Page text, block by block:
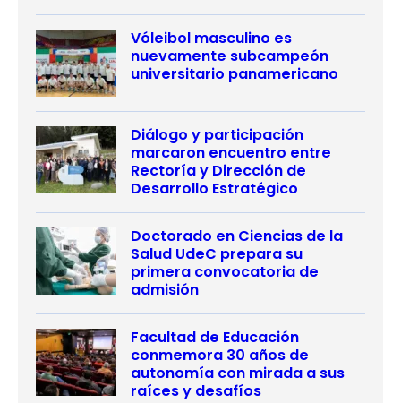
Vóleibol masculino es
nuevamente subcampeón
universitario panamericano
Diálogo y participación
marcaron encuentro entre
Rectoría y Dirección de
Desarrollo Estratégico
Doctorado en Ciencias de la
Salud UdeC prepara su
primera convocatoria de
admisión
Facultad de Educación
conmemora 30 años de
autonomía con mirada a sus
raíces y desafíos